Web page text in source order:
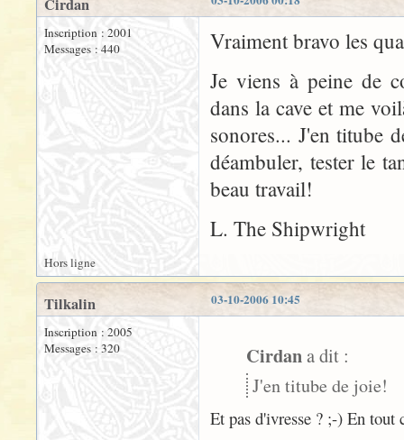
Cirdan
Inscription : 2001
Messages : 440
Vraiment bravo les
Je viens à peine de
dans la cave et me
sonores... J'en titube
déambuler, tester le
beau travail!
L. The Shipwright
Hors ligne
03-10-2006 10:45
Tilkalin
Inscription : 2005
Messages : 320
Cirdana dit :
J'en titube de joie!
Et pas d'ivresse ? ;-) En tout